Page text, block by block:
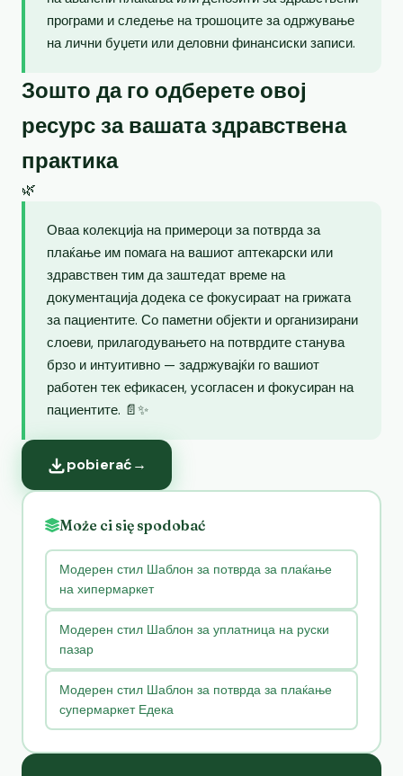
програми и следење на трошоците за одржување
на лични буџети или деловни финансиски записи.
Зошто да го одберете овој
ресурс за вашата здравствена
практика
🌿
Оваа колекција на примероци за потврда за
плаќање им помага на вашиот аптекарски или
здравствен тим да заштедат време на
документација додека се фокусираат на грижата
за пациентите. Со паметни објекти и организирани
слоеви, прилагодувањето на потврдите станува
брзо и интуитивно — задржувајќи го вашиот
работен тек ефикасен, усогласен и фокусиран на
пациентите. 📄✨
pobierać→
Może ci się spodobać
Модерен стил Шаблон за потврда за плаќање
на хипермаркет
Модерен стил Шаблон за уплатница на руски
пазар
Модерен стил Шаблон за потврда за плаќање
супермаркет Едека